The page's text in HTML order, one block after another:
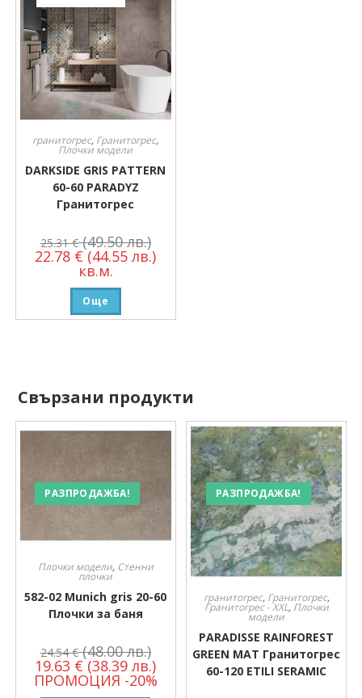
гранитогрес, Гранитогрес,
Плочки модели
DARKSIDE GRIS PATTERN
60-60 PARADYZ
Гранитогрес
25.31€ (49.50 лв.)
22.78 € (44.55 лв.)
кв.м.
Още
Свързани продукти
РАЗПРОДАЖБА!
Плочки модели, Стенни
плочки
582-02 Munich gris 20-60
Плочки за баня
24.54€ (48.00 лв.)
19.63 € (38.39 лв.)
ПРОМОЦИЯ -20%
РАЗПРОДАЖБА!
гранитогрес, Гранитогрес,
Гранитогрес - XXL, Плочки
модели
PARADISSE RAINFOREST
GREEN MAT Гранитогрес
60-120 ETILI SERAMIC